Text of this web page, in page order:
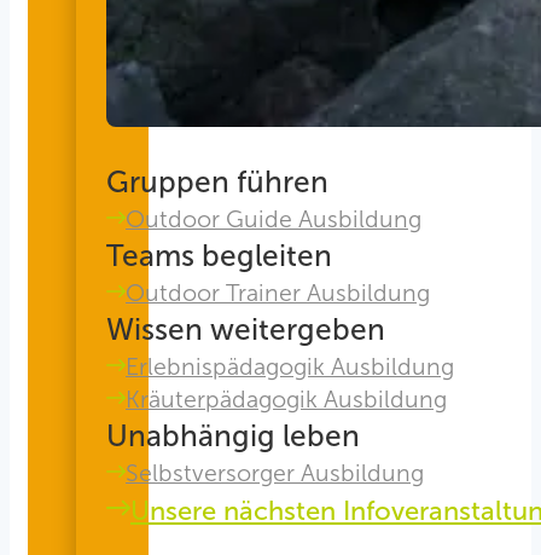
Gruppen führen
Outdoor Guide Ausbildung
Teams begleiten
Outdoor Trainer Ausbildung
Wissen weitergeben
Erlebnispädagogik Ausbildung
Kräuterpädagogik Ausbildung
Unabhängig leben
Selbstversorger Ausbildung
Unsere nächsten